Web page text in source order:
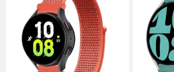
9,90 €
Uhrmacherset Anfänger